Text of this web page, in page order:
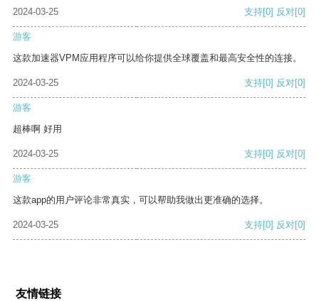
2024-03-25 支持[0] 反对[0]
游客
这款加速器VPM应用程序可以给你提供全球覆盖和最高安全性的连接。
2024-03-25 支持[0] 反对[0]
游客
超棒啊 好用
2024-03-25 支持[0] 反对[0]
游客
这款app的用户评论非常真实，可以帮助我做出更准确的选择。
2024-03-25 支持[0] 反对[0]
友情链接